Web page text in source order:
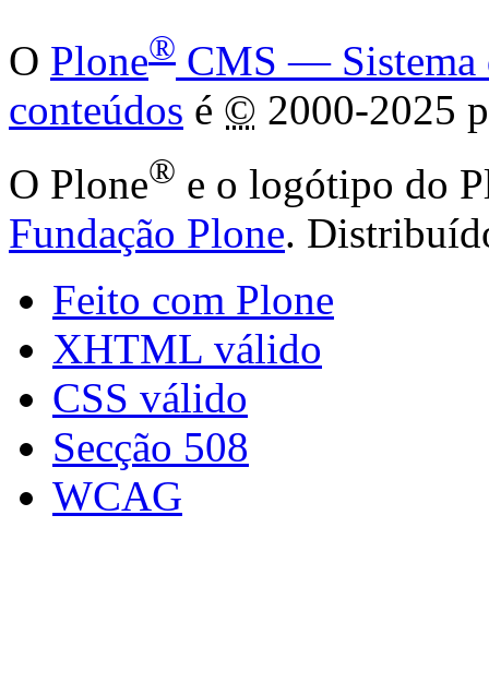
O Plone® CMS — Sistema
conteúdos é © 2000-2025
O Plone® e o logótipo do
Fundação Plone.
Feito com Plone
XHTML válido
CSS válido
Secção 508
WCAG